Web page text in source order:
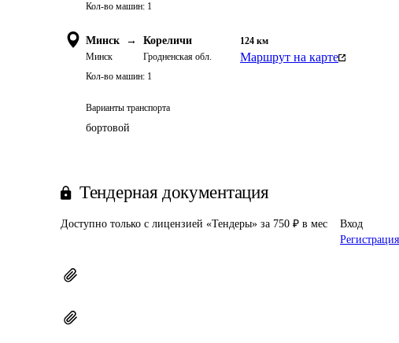
Кол-во машин: 1
Минск →
Минск
Кореличи
Гродненская обл.
124 км
Маршрут на карте
Кол-во машин: 1
Варианты транспорта
бортовой
Тендерная документация
Доступно только с лицензией «Тендеры» за 750 ₽ в мес
Вход
Регистрация